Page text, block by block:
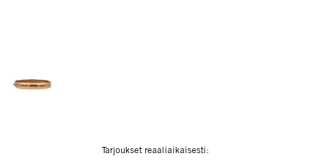
Tarjoukset reaaliaikaisesti: